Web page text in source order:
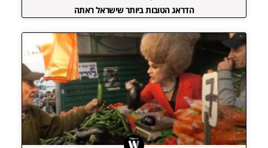
הדראג הטובות ביותר שישראל ראתה